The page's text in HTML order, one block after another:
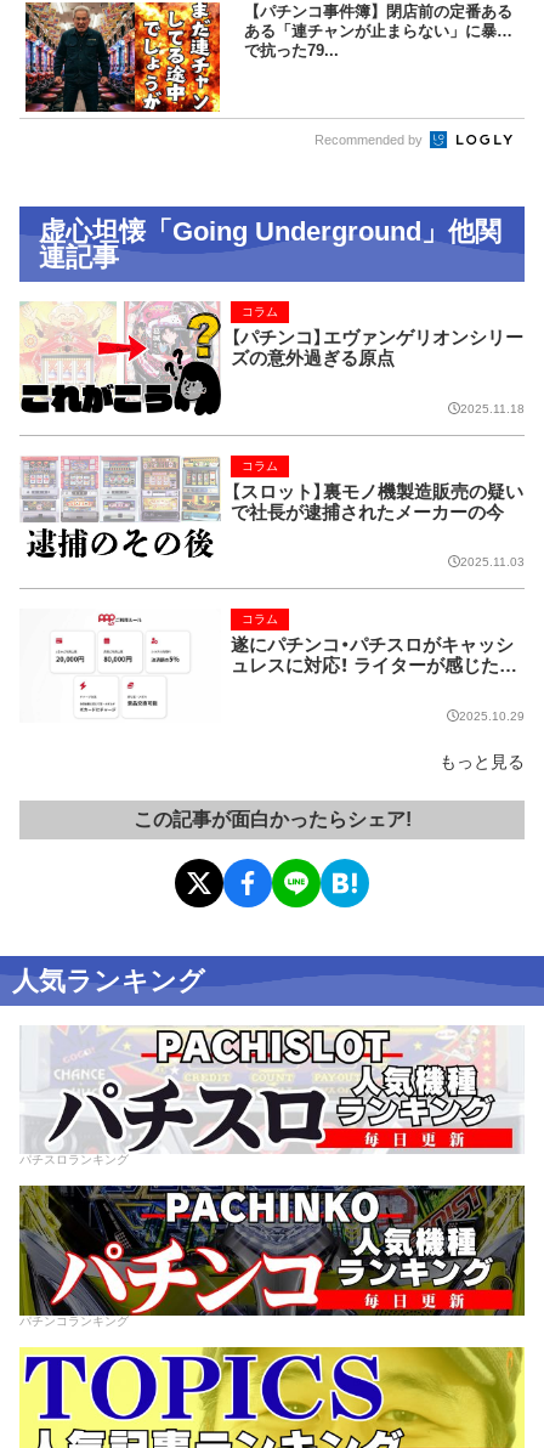
【パチンコ事件簿】閉店前の定番ある
ある「連チャンが止まらない」に暴力
で抗った79...
Recommended by
虚心坦懐「Going Underground」他関
連記事
【パチンコ】エヴァンゲリオンシリー
ズの意外過ぎる原点
コラム
2025.11.18
【スロット】裏モノ機製造販売の疑い
で社長が逮捕されたメーカーの今
コラム
2025.11.03
遂にパチンコ・パチスロがキャッシ
ュレスに対応！ ライターが感じた課
コラム
2025.10.29
もっと見る
この記事が面白かったらシェア!
人気ランキング
パチスロランキング
パチンコランキング